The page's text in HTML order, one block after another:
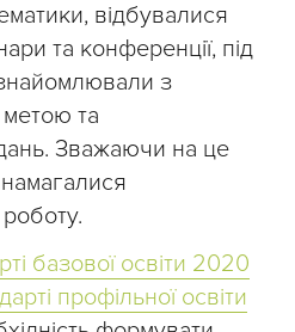
відбувалися
та конференції, під
з
та
Зважаючи на це
намагалися
базової освіти 2020
профільної освіти